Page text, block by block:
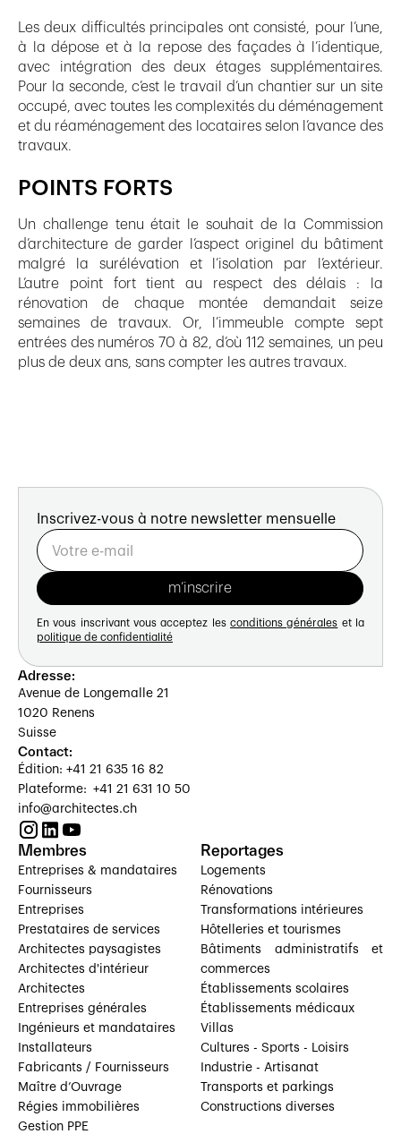
Les deux difficultés principales ont consisté, pour l’une,
à la dépose et à la repose des façades à l’identique,
avec intégration des deux étages supplémentaires.
Pour la seconde, c’est le travail d’un chantier sur un site
occupé, avec toutes les complexités du déménagement
et du réaménagement des locataires selon l’avance des
travaux.
POINTS FORTS
Un challenge tenu était le souhait de la Commission
d’architecture de garder l’aspect originel du bâtiment
malgré la surélévation et l’isolation par l’extérieur.
L’autre point fort tient au respect des délais : la
rénovation de chaque montée demandait seize
semaines de travaux. Or, l’immeuble compte sept
entrées des numéros 70 à 82, d’où 112 semaines, un peu
plus de deux ans, sans compter les autres travaux.
Inscrivez-vous à notre newsletter mensuelle
En vous inscrivant vous acceptez les conditions générales et la
politique de confidentialité
Adresse:
Avenue de Longemalle 21
1020 Renens
Suisse
Contact:
Édition: +41 21 635 16 82
Plateforme: +41 21 631 10 50
info@architectes.ch
Membres
Entreprises & mandataires
Fournisseurs
Entreprises
Prestataires de services
Architectes paysagistes
Architectes d'intérieur
Architectes
Entreprises générales
Ingénieurs et mandataires
Installateurs
Fabricants / Fournisseurs
Maître d’Ouvrage
Régies immobilières
Gestion PPE
Reportages
Logements
Rénovations
Transformations intérieures
Hôtelleries et tourismes
Bâtiments administratifs et
commerces
Établissements scolaires
Établissements médicaux
Villas
Cultures - Sports - Loisirs
Industrie - Artisanat
Transports et parkings
Constructions diverses